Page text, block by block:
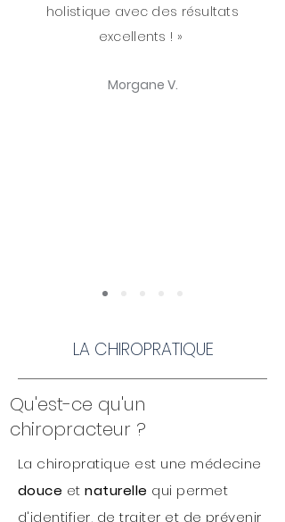
holistique avec des résultats
excellents ! »
Morgane V.
LA CHIROPRATIQUE
Qu'est-ce qu'un
chiropracteur ?
La chiropratique est une médecine
douce etnaturelle qui permet
d'identifier, de traiter et de prévenir